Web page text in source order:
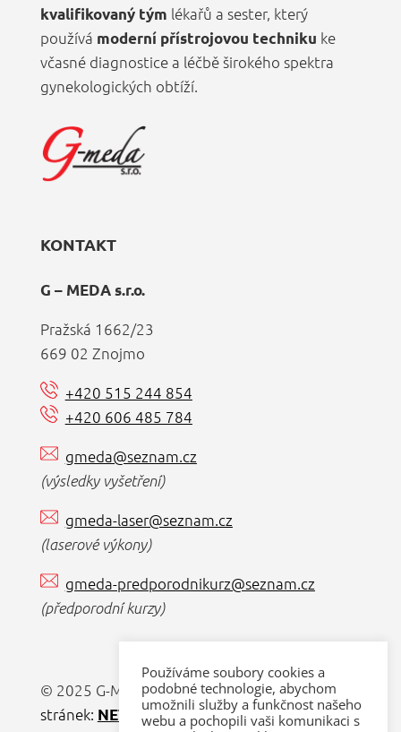
kvalifikovaný tým lékařů a sester, který
používá moderní přístrojovou techniku ke
včasné diagnostice a léčbě širokého spektra
gynekologických obtíží.
KONTAKT
G – MEDA s.r.o.
Pražská 1662/23
669 02 Znojmo
+420 515 244 854
+420 606 485 784
gmeda@seznam.cz
(výsledky vyšetření)
gmeda-laser@seznam.cz
(laserové výkony)
gmeda-predporodnikurz@seznam.cz
(předporodní kurzy)
© 2025 G-MEDA s.r.o. |Tvorba webových
stránek: NET boost
Používáme soubory cookies a
podobné technologie, abychom
umožnili služby a funkčnost našeho
webu a pochopili vaši komunikaci s